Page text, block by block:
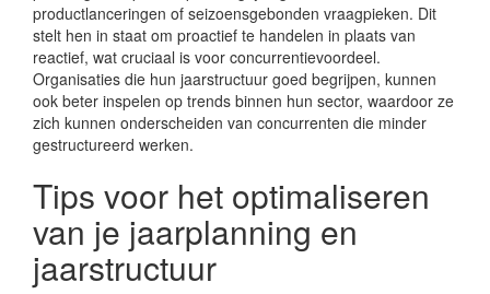
productlanceringen of seizoensgebonden vraagpieken. Dit
stelt hen in staat om proactief te handelen in plaats van
reactief, wat cruciaal is voor concurrentievoordeel.
Organisaties die hun jaarstructuur goed begrijpen, kunnen
ook beter inspelen op trends binnen hun sector, waardoor ze
zich kunnen onderscheiden van concurrenten die minder
gestructureerd werken.
Tips voor het optimaliseren
van je jaarplanning en
jaarstructuur